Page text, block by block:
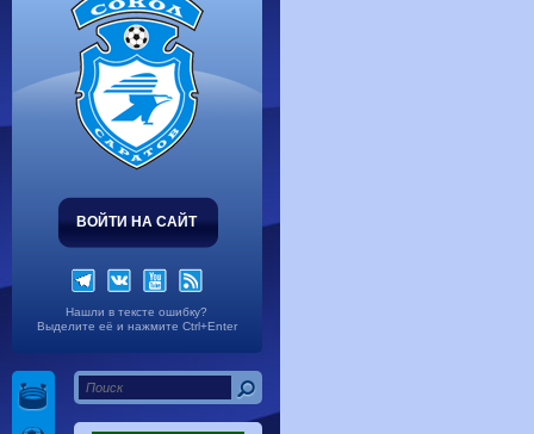
ВОЙТИ НА САЙТ
Нашли в тексте ошибку?
Выделите её и нажмите Ctrl+Enter